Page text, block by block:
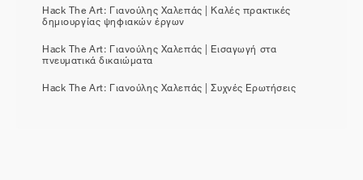
Hack The Art: Γιανούλης Χαλεπάς | Καλές πρακτικές
δημιουργίας ψηφιακών έργων
Hack The Art: Γιανούλης Χαλεπάς | Εισαγωγή στα
πνευματικά δικαιώματα
Hack The Art: Γιανούλης Χαλεπάς | Συχνές Ερωτήσεις